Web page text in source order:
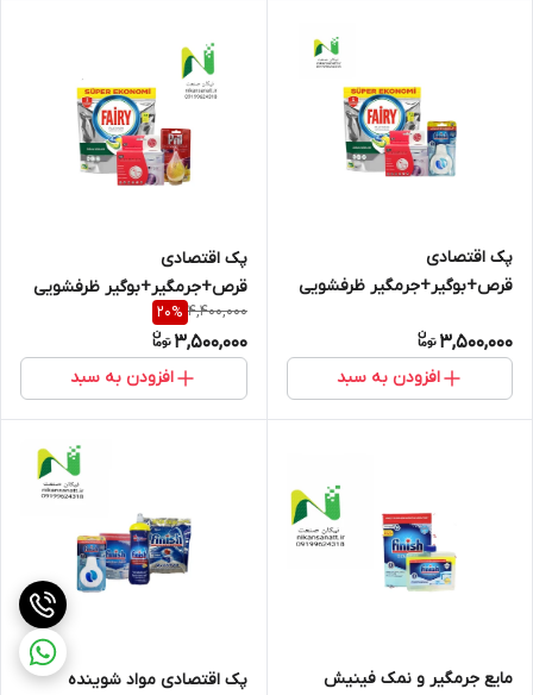
پک اقتصادی
قرص+بوگیر+جرمگیر ظرفشویی
3,500,000
افزودن به سبد
پک اقتصادی
قرص+جرمگیر+بوگیر ظرفشویی
4,400,000
20%
3,500,000
افزودن به سبد
مایع جرمگیر و نمک فینیش پک اقتصادی مواد شوینده